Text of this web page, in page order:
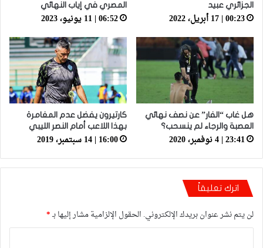
الجزائري عبيد
00:23 | 17 أبريل، 2022
المصري في إياب النهائي
06:52 | 11 يونيو، 2023
هل غاب “الفار” عن نصف نهائي
العصبة والرجاء لم ينسحب؟
23:41 | 4 نوفمبر، 2020
كارتيرون يفضل عدم المغامرة
بهذا اللاعب أمام النصر الليبي
16:00 | 14 سبتمبر، 2019
اترك تعليقاً
لن يتم نشر عنوان بريدك الإلكتروني. الحقول الإلزامية مشار إليها بـ*